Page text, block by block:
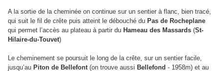
A la sortie de la cheminée on continue sur un sentier à flanc, bien tracé,
qui suit le fil de crête puis atteint le débouché du Pas de Rocheplane
qui permet l’accès au plateau à partir du Hameau des Massards (St-
Hilaire-du-Touvet)
Le cheminement se poursuit le long de la crête, sur un sentier facile,
jusqu’au Piton de Bellefont(on trouve aussi Bellefond - 1958m) et au